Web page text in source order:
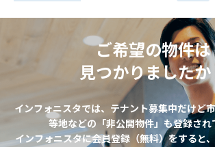
ご希望の物件は
見つかりましたか
インフォニスタでは、テナント募集中だけど
等地などの「非公開物件」も登録され
インフォニスタに会員登録（無料）をすると